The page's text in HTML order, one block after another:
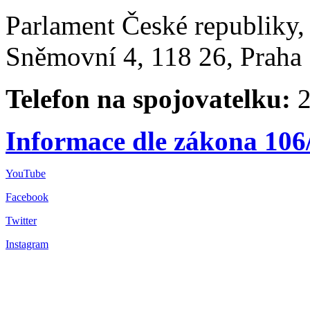
Parlament České
Sněmovní 4, 118 26,
Telefon na spojovatelku:
Informace dle zákona
YouTube
Facebook
Twitter
Instagram